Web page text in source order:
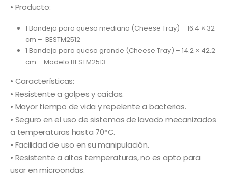
• Producto:
1 Bandeja para queso mediana (Cheese Tray) – 16.4 × 32
cm – BESTM2512
1 Bandeja para queso grande (Cheese Tray) – 14.2 × 42.2
cm – Modelo BESTM2513
• Características:
• Resistente a golpes y caídas.
• Mayor tiempo de vida y repelente a bacterias.
• Seguro en el uso de sistemas de lavado mecanizados
a temperaturas hasta 70°C.
• Facilidad de uso en su manipulación.
• Resistente a altas temperaturas, no es apto para
usar en microondas.